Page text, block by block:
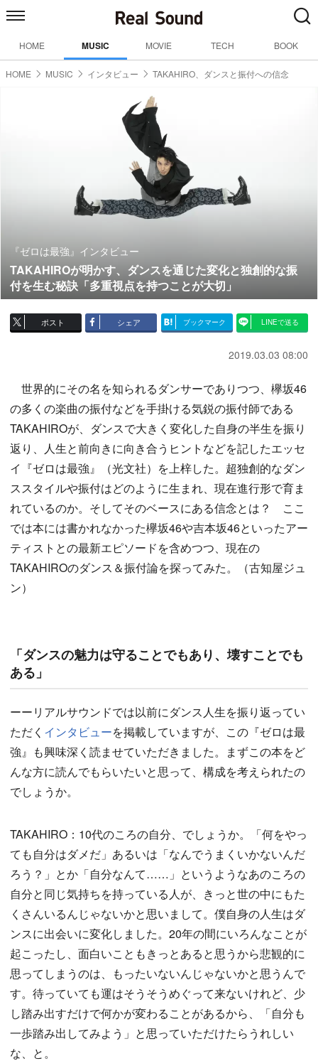
HOME MUSIC MOVIE TECH BOOK
HOME MUSIC インタビュー TAKAHIRO、ダンスと振付への信念
『ゼロは最強』インタビュー
TAKAHIROが明かす、ダンスを通じた変化と独創的な振
付を生む秘訣「多重視点を持つことが大切」
ポスト シェア ブックマーク LINEで送る
2019.03.03 08:00
世界的にその名を知られるダンサーでありつつ、欅坂46
の多くの楽曲の振付などを手掛ける気鋭の振付師である
TAKAHIROが、ダンスで大きく変化した自身の半生を振り
返り、人生と前向きに向き合うヒントなどを記したエッセ
イ『ゼロは最強』（光文社）を上梓した。超独創的なダン
ススタイルや振付はどのように生まれ、現在進行形で育ま
れているのか。そしてそのベースにある信念とは？ ここ
では本には書かれなかった欅坂46や吉本坂46といったアー
ティストとの最新エピソードを含めつつ、現在の
TAKAHIROのダンス＆振付論を探ってみた。（古知屋ジュ
ン）
「ダンスの魅力は守ることでもあり、壊すことでも
ある」
ーーリアルサウンドでは以前にダンス人生を振り返ってい
ただく インタビューを掲載していますが、この『ゼロは最
強』も興味深く読ませていただきました。まずこの本をど
んな方に読んでもらいたいと思って、構成を考えられたの
でしょうか。
TAKAHIRO：10代のころの自分、でしょうか。「何をやっ
ても自分はダメだ」あるいは「なんでうまくいかないんだ
ろう？」とか「自分なんて……」というようなあのころの
自分と同じ気持ちを持っている人が、きっと世の中にもた
くさんいるんじゃないかと思いまして。僕自身の人生はダ
ンスに出会いに変化しました。20年の間にいろんなことが
起こったし、面白いこともきっとあると思うから悲観的に
思ってしまうのは、もったいないんじゃないかと思うんで
す。待っていても運はそうそうめぐって来ないけれど、少
し踏み出すだけで何かが変わることがあるから、「自分も
一歩踏み出してみよう」と思っていただけたらうれしい
な、と。